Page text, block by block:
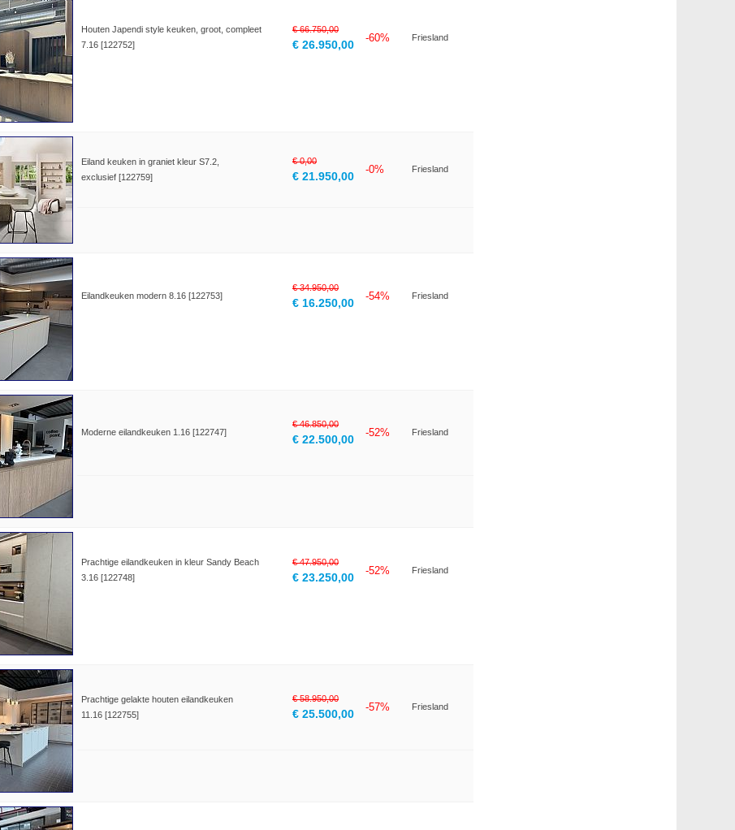
Houten Japendi style keuken, groot, compleet
7.16 [122752]
€ 66.750,00
€ 26.950,00
-60% Friesland
Eiland keuken in graniet kleur S7.2,
exclusief [122759]
€ 0,00
€ 21.950,00
-0% Friesland
Eilandkeuken modern 8.16 [122753]
€ 34.950,00
€ 16.250,00
-54% Friesland
Moderne eilandkeuken 1.16 [122747]
€ 46.850,00
€ 22.500,00
-52% Friesland
Prachtige eilandkeuken in kleur Sandy Beach
3.16 [122748]
€ 47.950,00
€ 23.250,00
-52% Friesland
Prachtige gelakte houten eilandkeuken
11.16 [122755]
€ 58.950,00
€ 25.500,00
-57% Friesland